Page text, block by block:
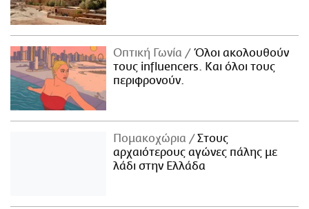
Οπτική Γωνία
Όλοι ακολουθούν
τους influencers. Και όλοι τους
περιφρονούν.
Πομακοχώρια
Στους
αρχαιότερους αγώνες πάλης με
λάδι στην Ελλάδα